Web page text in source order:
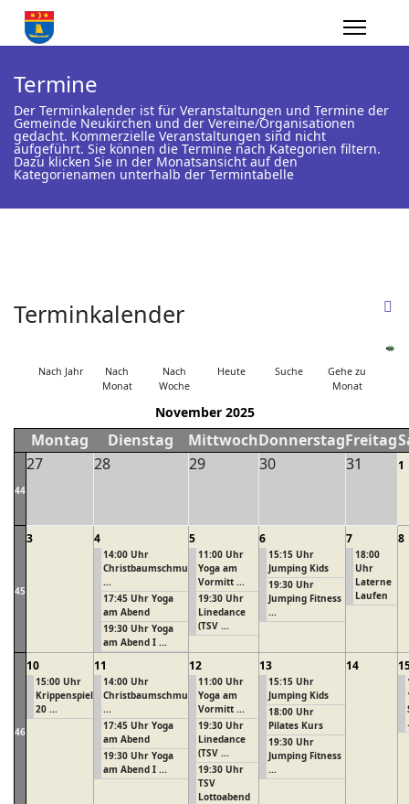
Termine
Der Terminkalender ist für Veranstaltungen und Termine der
Gemeinde Neukirchen und der Vereine/Organisationen
gedacht. Kommerzielle Veranstaltungen sind nicht
aufgeführt. Sie können die Termine nach Kategorien filtern.
Dazu klicken Sie in der Monatsansicht auf den
Kategorienamen unterhalb der Termintabelle
Terminkalender
Nach Jahr
Nach
Monat
Nach
Woche
Heute Suche
Gehe zu
Monat
November 2025
Montag Dienstag MittwochDonnerstagFreitag
44
27 28 29 30 31 1
45
3 4
14:00 Uhr
Christbaumschmu
...
17:45 Uhr Yoga
am Abend
19:30 Uhr Yoga
am Abend I ...
5
11:00 Uhr
Yoga am
Vormitt ...
19:30 Uhr
Linedance
(TSV ...
6
15:15 Uhr
Jumping Kids
19:30 Uhr
Jumping Fitness
...
7
18:00
Uhr
Laterne
Laufen
8
46
10
15:00 Uhr
Krippenspiel
20 ...
11
14:00 Uhr
Christbaumschmu
...
17:45 Uhr Yoga
am Abend
19:30 Uhr Yoga
am Abend I ...
12
11:00 Uhr
Yoga am
Vormitt ...
19:30 Uhr
Linedance
(TSV ...
19:30 Uhr
TSV
Lottoabend
13
15:15 Uhr
Jumping Kids
18:00 Uhr
Pilates Kurs
19:30 Uhr
Jumping Fitness
...
14